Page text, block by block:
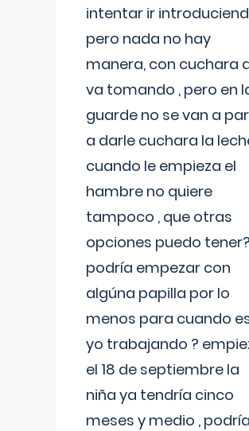
intentar ir
pero nada no hay
manera, con cuchara
va tomando , pero en
guarde no se van a
a darle cuchara la
cuando le empieza el
hambre no quiere
tampoco , que otras
opciones puedo tener?
podría empezar con
algúna papilla por lo
menos para cuando
yo trabajando ?
el 18 de septiembre la
niña ya tendría cinco
meses y medio , podría